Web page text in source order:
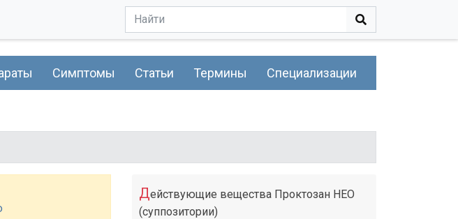
Симптомы Статьи Термины Специализации
Действующие вещества Проктозан НЕО
(суппозитории)